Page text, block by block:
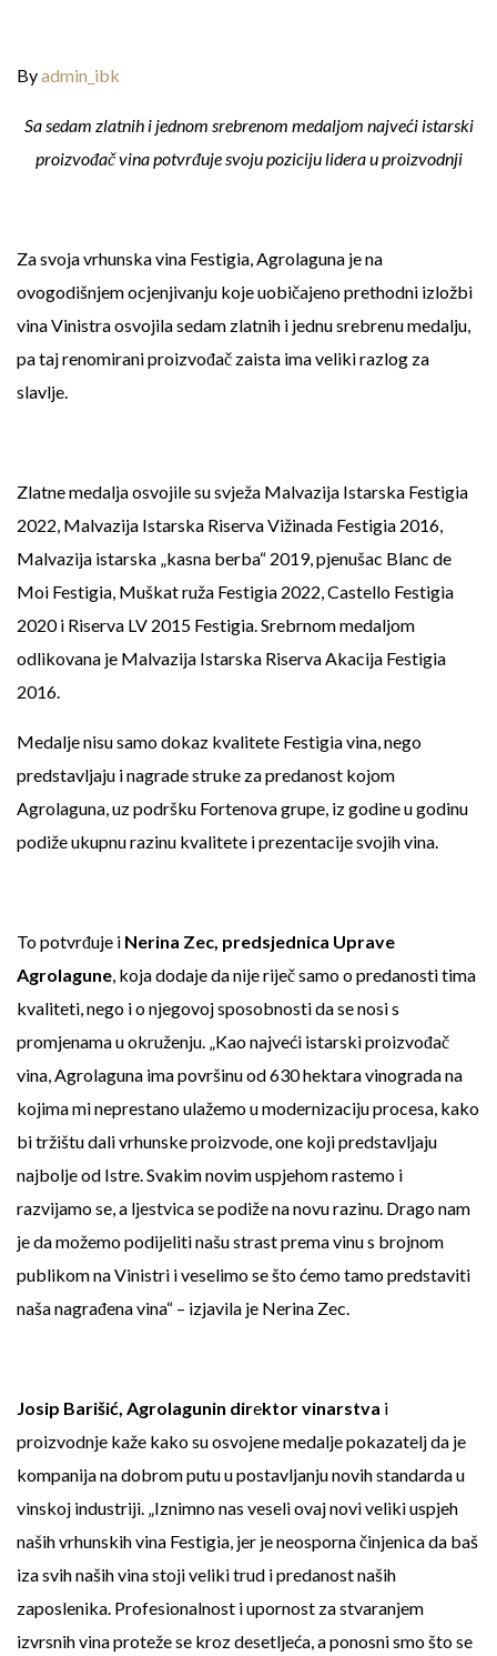
Byadmin_ibk
Sa sedam zlatnih i jednom srebrenom medaljom najveći istarski
proizvođač vina potvrđuje svoju poziciju lidera u proizvodnji
Za svoja vrhunska vina Festigia, Agrolaguna je na
ovogodišnjem ocjenjivanju koje uobičajeno prethodni izložbi
vina Vinistra osvojila sedam zlatnih i jednu srebrenu medalju,
pa taj renomirani proizvođač zaista ima veliki razlog za
slavlje.
Zlatne medalja osvojile su svježa Malvazija Istarska Festigia
2022, Malvazija Istarska Riserva Vižinada Festigia 2016,
Malvazija istarska „kasna berba“ 2019, pjenušac Blanc de
Moi Festigia, Muškat ruža Festigia 2022, Castello Festigia
2020 i Riserva LV 2015 Festigia. Srebrnom medaljom
odlikovana je Malvazija Istarska Riserva Akacija Festigia
2016.
Medalje nisu samo dokaz kvalitete Festigia vina, nego
predstavljaju i nagrade struke za predanost kojom
Agrolaguna, uz podršku Fortenova grupe, iz godine u godinu
podiže ukupnu razinu kvalitete i prezentacije svojih vina.
To potvrđuje i Nerina Zec, predsjednica Uprave
Agrolagune, koja dodaje da nije riječ samo o predanosti tima
kvaliteti, nego i o njegovoj sposobnosti da se nosi s
promjenama u okruženju. „Kao najveći istarski proizvođač
vina, Agrolaguna ima površinu od 630 hektara vinograda na
kojima mi neprestano ulažemo u modernizaciju procesa, kako
bi tržištu dali vrhunske proizvode, one koji predstavljaju
najbolje od Istre. Svakim novim uspjehom rastemo i
razvijamo se, a ljestvica se podiže na novu razinu. Drago nam
je da možemo podijeliti našu strast prema vinu s brojnom
publikom na Vinistri i veselimo se što ćemo tamo predstaviti
naša nagrađena vina“ – izjavila je Nerina Zec.
Josip Barišić, Agrolagunin direktor vinarstva i
proizvodnje kaže kako su osvojene medalje pokazatelj da je
kompanija na dobrom putu u postavljanju novih standarda u
vinskoj industriji. „Iznimno nas veseli ovaj novi veliki uspjeh
naših vrhunskih vina Festigia, jer je neosporna činjenica da baš
iza svih naših vina stoji veliki trud i predanost naših
zaposlenika. Profesionalnost i upornost za stvaranjem
izvrsnih vina proteže se kroz desetljeća, a ponosni smo što se